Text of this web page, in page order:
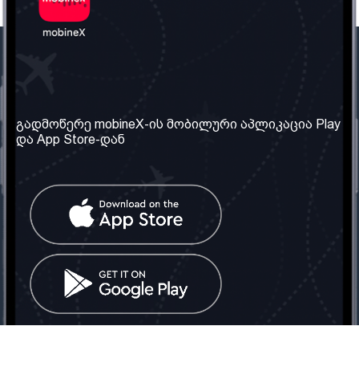
ჩვენ შესახებ
ჩვენი სერვისები
წესები და პირობები
კითხვები
კონტაქტი
საქართველო: თბილისი
ტელ: 032 2 04 00 50
ელ. ფოსტა:
info@mobinex.ge
სოციალური ქსელი
გადმოწერე mobineX-ის მობილური აპლიკაცია Play
და App Store-დან